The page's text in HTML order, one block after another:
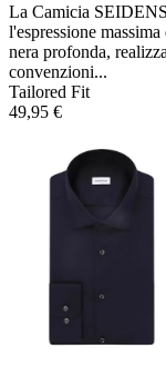
La Camicia
l'espressione
nera profonda,
convenzioni...
Tailored Fit
49,95 €